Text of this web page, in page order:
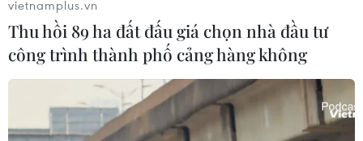
vietnamplus.vn
Thu hồi 89 ha đất đấu giá chọn nhà đầu tư
công trình thành phố cảng hàng không